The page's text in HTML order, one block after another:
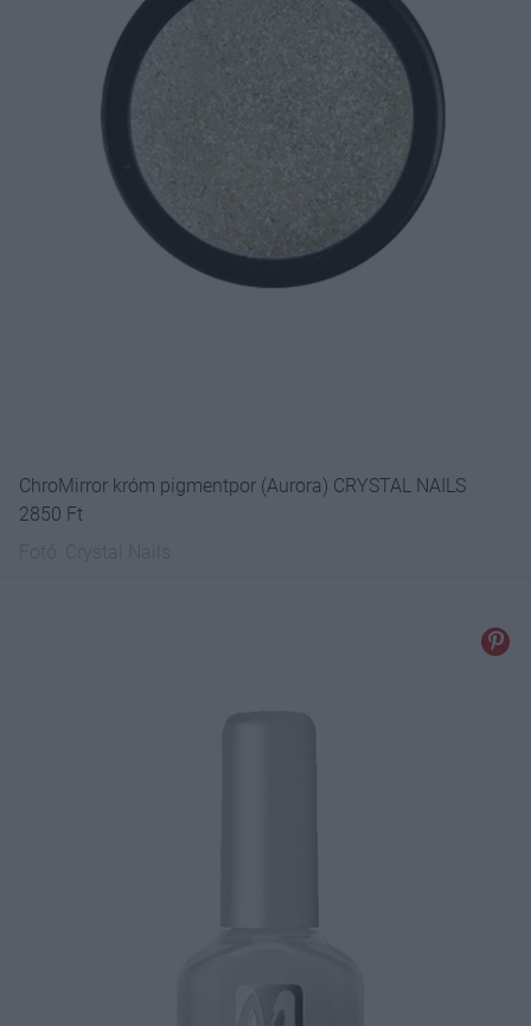
ChroMirror króm pigmentpor (Aurora) CRYSTAL NAILS
2850 Ft